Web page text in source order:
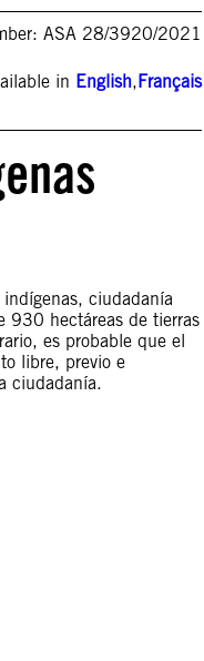
ASA 28/3920/2021
in English,Français
ciudadanía
930 hectáreas de tierras
es probable que el
libre, previo e
ciudadanía.